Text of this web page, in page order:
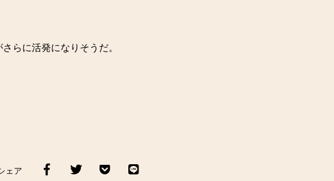
らに活発になりそうだ。
ェア